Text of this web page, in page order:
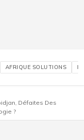
AFRIQUE SOLUTIONS
Défaites Des
?